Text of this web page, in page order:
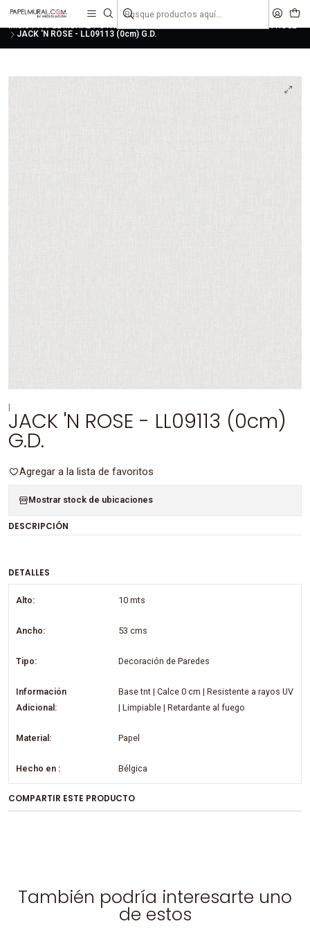
liquidaciones
Inicio PAPEL MURAL OTRAS COLECCIONES
JACK 'N ROSE
JACK 'N ROSE - LL09113 (0cm) G.D.
|JACK 'N ROSE - LL09113 (0cm)
G.D.
Agregar a la lista de favoritos
Mostrar stock de ubicaciones
DESCRIPCIÓN
DETALLES
Alto: 10 mts
Ancho: 53 cms
Tipo: Decoración de Paredes
Información
Adicional:
Base tnt | Calce 0 cm | Resistente a rayos UV
| Limpiable | Retardante al fuego
Material: Papel
Hecho en : Bélgica
COMPARTIR ESTE PRODUCTO
También podría interesarte uno
de estos